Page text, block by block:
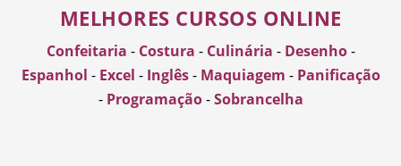
MELHORES CURSOS ONLINE
Confeitaria - Costura - Culinária - Desenho-
Espanhol - Excel - Inglês- Maquiagem - Panificação
- Programação-Sobrancelha